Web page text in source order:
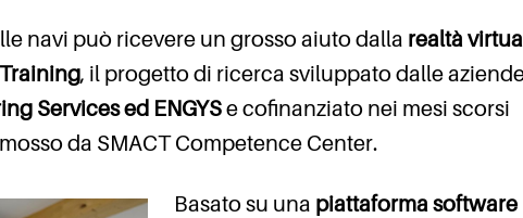
navi può ricevere un grosso aiuto dalla realtà
, il progetto di ricerca sviluppato dalle
Services ed ENGYSe cofinanziato nei mesi scorsi
da SMACT Competence Center.
Basato su una piattaforma software